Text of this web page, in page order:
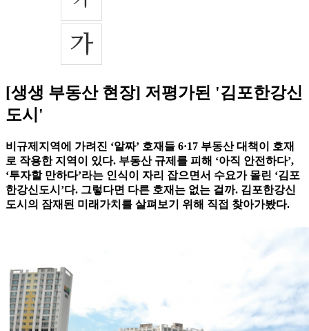
[생생 부동산 현장] 저평가된 '김포한강신
도시'
비규제지역에 가려진 ‘알짜’ 호재들 6·17 부동산 대책이 호재
로 작용한 지역이 있다. 부동산 규제를 피해 ‘아직 안전하다’,
‘투자할 만하다’라는 인식이 자리 잡으면서 수요가 몰린 ‘김포
한강신도시’다. 그렇다면 다른 호재는 없는 걸까. 김포한강신
도시의 잠재된 미래가치를 살펴보기 위해 직접 찾아가봤다.